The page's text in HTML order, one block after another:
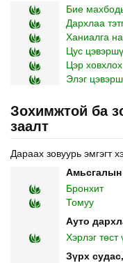
Бие
Дархлаа
Ханиалга
Цус
Цэр ховхлох
Элэг
Зохимжтой ба
заалт
Дараах зовуурь эмгэгт
Бронхит
Томуу
Ауто
Хэрлэг
Зүрх